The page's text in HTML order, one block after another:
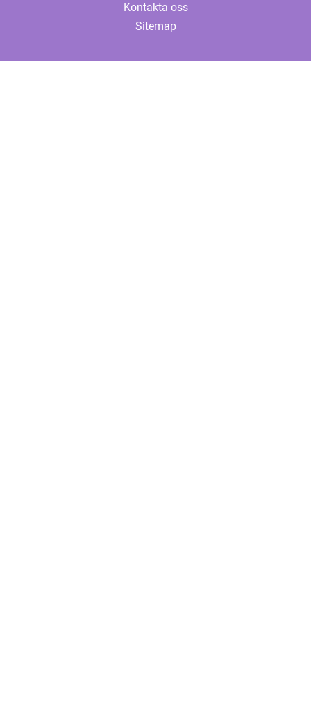
Kontakta oss
Sitemap